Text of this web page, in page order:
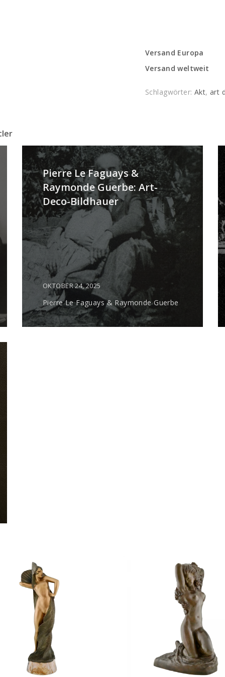
Versand Europa
Versand weltweit
Schlagwörter: Akt, art
Pierre Le Faguays &
Raymonde Guerbe: Art-
Deco-Bildhauer
OKTOBER 24, 2025
Pierre Le Faguays & Raymonde Guerbe